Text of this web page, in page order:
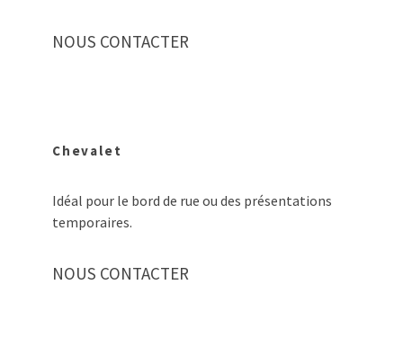
NOUS CONTACTER
Chevalet
Idéal pour le bord de rue ou des présentations
temporaires.
NOUS CONTACTER